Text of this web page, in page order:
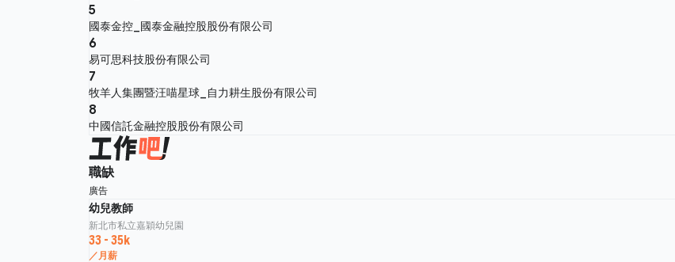
5
國泰金控_國泰金融控股股份有限公司
6
易可思科技股份有限公司
7
牧羊人集團暨汪喵星球_自力耕生股份有限公司
8
中國信託金融控股股份有限公司
職缺
廣告
幼兒教師
新北市私立嘉穎幼兒園
33 - 35k
／月薪